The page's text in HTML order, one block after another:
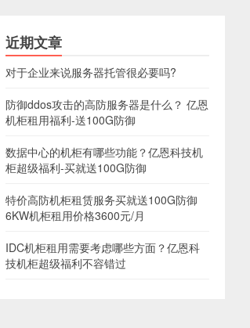
近期文章
对于企业来说服务器托管很必要吗?
防御ddos攻击的高防服务器是什么？ 亿恩
机柜租用福利-送100G防御
数据中心的机柜有哪些功能？亿恩科技机
柜超级福利-买就送100G防御
特价高防机柜租赁服务买就送100G防御
6KW机柜租用价格3600元/月
IDC机柜租用需要考虑哪些方面？亿恩科
技机柜超级福利不容错过